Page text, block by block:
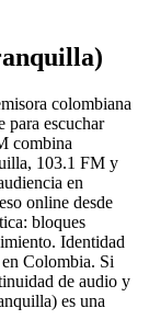
colombiana
para escuchar
combina
103.1 FM y
en
online desde
bloques
Identidad
Colombia. Si
de audio y
es una